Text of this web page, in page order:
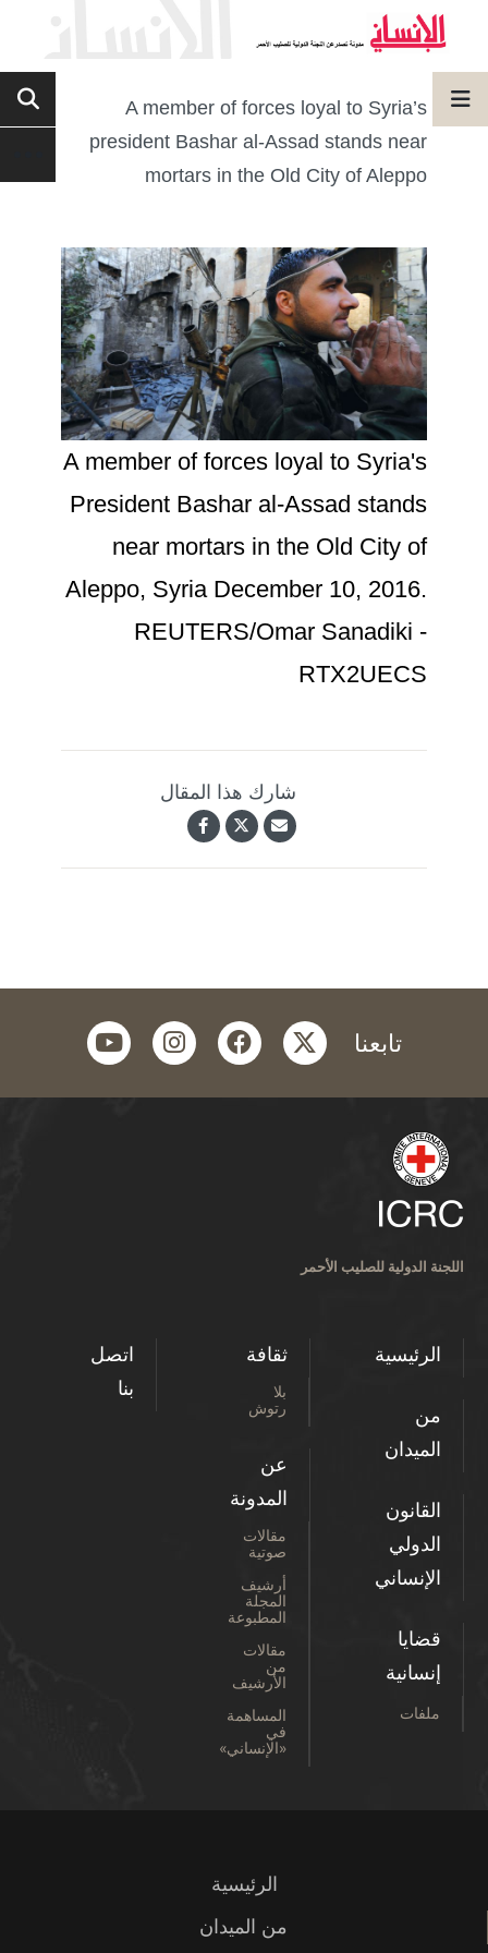
A member of forces loyal to Syria’s
president Bashar al-Assad stands near
mortars in the Old City of Aleppo
A member of forces loyal to Syria's
President Bashar al-Assad stands
near mortars in the Old City of
Aleppo, Syria December 10, 2016.
REUTERS/Omar Sanadiki -
RTX2UECS
شارك هذا المقال
تابعنا twitter
facebook
instagram
youtube
اللجنة الدولية للصليب الأحمر
الرئيسية
من
الميدان
القانون
الدولي
الإنساني
قضايا
إنسانية
ملفات
ثقافة
بلا
رتوش
عن
المدونة
مقالات
صوتية
أرشيف
المجلة
المطبوعة
مقالات
من
الأرشيف
المساهمة
في
«الإنساني»
اتصل
بنا
الرئيسية
من الميدان